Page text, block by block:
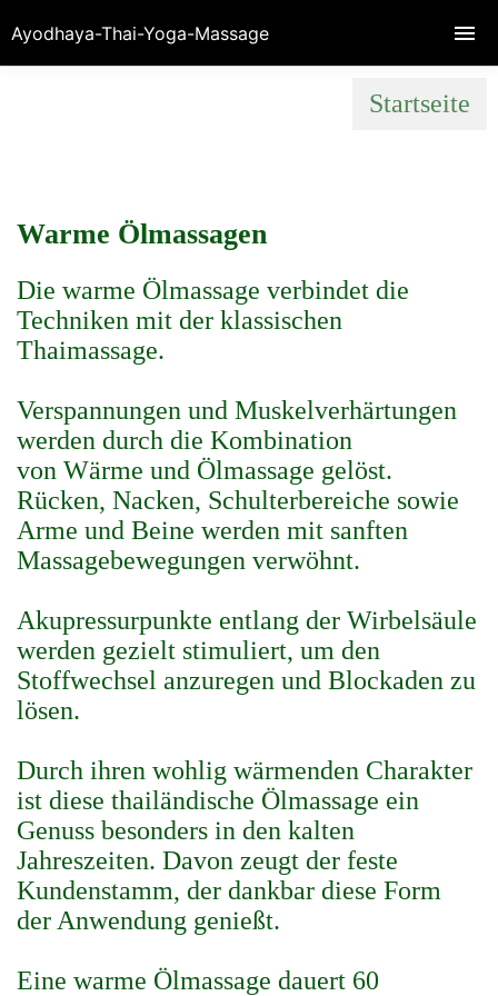
Startseite
Warme Ölmassagen
Die warme Ölmassage verbindet die
Techniken mit der klassischen
Thaimassage.
Verspannungen und Muskelverhärtungen
werden durch die Kombination
von Wärme und Ölmassage gelöst.
Rücken, Nacken, Schulterbereiche sowie
Arme und Beine werden mit sanften
Massagebewegungen verwöhnt.
Akupressurpunkte entlang der Wirbelsäule
werden gezielt stimuliert, um den
Stoffwechsel anzuregen und Blockaden zu
lösen.
Durch ihren wohlig wärmenden Charakter
ist diese thailändische Ölmassage ein
Genuss besonders in den kalten
Jahreszeiten. Davon zeugt der feste
Kundenstamm, der dankbar diese Form
der Anwendung genießt.
Eine warme Ölmassage dauert 60
Ayodhaya-Thai-Yoga-Massage